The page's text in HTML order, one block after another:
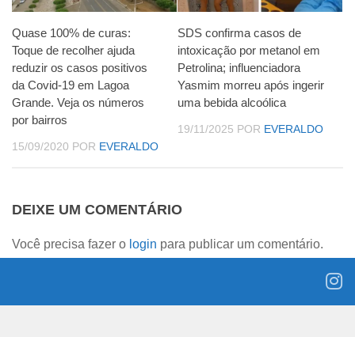
Quase 100% de curas:
Toque de recolher ajuda
reduzir os casos positivos
da Covid-19 em Lagoa
Grande. Veja os números
por bairros
15/09/2020 POR EVERALDO
SDS confirma casos de
intoxicação por metanol em
Petrolina; influenciadora
Yasmim morreu após ingerir
uma bebida alcoólica
19/11/2025 POR EVERALDO
DEIXE UM COMENTÁRIO
Você precisa fazer o login para publicar um comentário.